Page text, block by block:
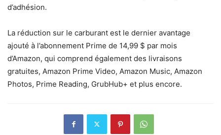
d’adhésion.
La réduction sur le carburant est le dernier avantage
ajouté à l’abonnement Prime de 14,99 $ par mois
d’Amazon, qui comprend également des livraisons
gratuites, Amazon Prime Video, Amazon Music, Amazon
Photos, Prime Reading, GrubHub+ et plus encore.